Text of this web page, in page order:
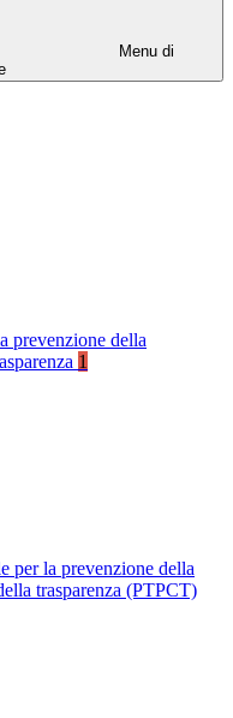
Menu di
prevenzione della
1
per la prevenzione della
trasparenza (PTPCT)